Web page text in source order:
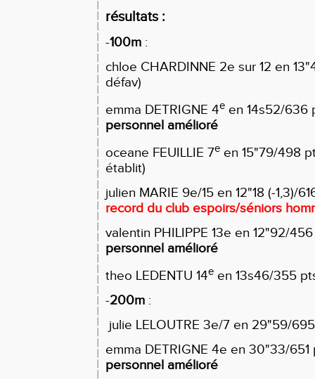
résultats :
-100m :
chloe CHARDINNE 2e sur 12 en
défav)
emma DETRIGNE 4e en 14s52/636
personnel amélioré
oceane FEUILLIE 7e en 15"79/498
établit)
julien MARIE 9e/15 en 12"18 (-1,3)/
record du club espoirs/séniors
valentin PHILIPPE 13e en 12"92/
personnel amélioré
theo LEDENTU 14e en 13s46/355
-200m :
julie LELOUTRE 3e/7 en 29"59/
emma DETRIGNE 4e en 30"33/
personnel amélioré